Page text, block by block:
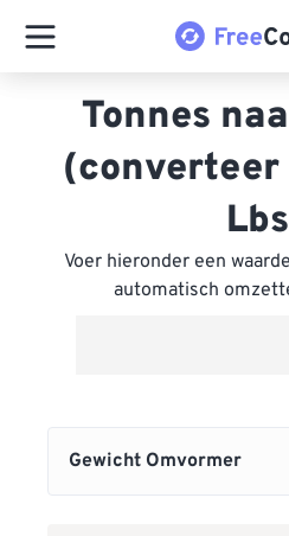
Tonnes
(converteer
Voer hieronder een
automatisch